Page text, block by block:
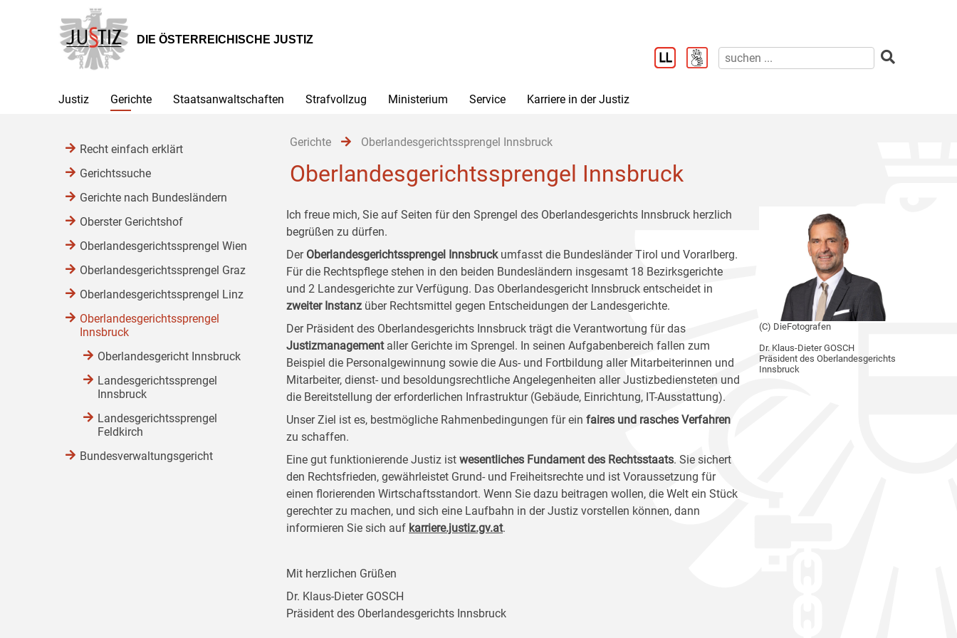
Hauptnavigation
[1]
Inhalt
[2]
Untermenü
[3]
DIE ÖSTERREICHISCHE JUSTIZ
Justiz Gerichte Staatsanwaltschaften Strafvollzug Ministerium Service Karriere in der Justiz
Gerichte Oberlandesgerichtssprengel Innsbruck
Oberlandesgerichtssprengel Innsbruck
Ich freue mich, Sie auf Seiten für den Sprengel des Oberlandesgerichts Innsbruck herzlich
begrüßen zu dürfen.
Der Oberlandesgerichtssprengel Innsbruckumfasst die Bundesländer Tirol und Vorarlberg.
Für die Rechtspflege stehen in den beiden Bundesländern insgesamt 18 Bezirksgerichte
und 2 Landesgerichte zur Verfügung. Das Oberlandesgericht Innsbruck entscheidet in
zweiter Instanz über Rechtsmittel gegen Entscheidungen der Landesgerichte.
Der Präsident des Oberlandesgerichts Innsbruck trägt die Verantwortung für das
Justizmanagementaller Gerichte im Sprengel. In seinen Aufgabenbereich fallen zum
Beispiel die Personalgewinnung sowie die Aus- und Fortbildung aller Mitarbeiterinnen und
Mitarbeiter, dienst- und besoldungsrechtliche Angelegenheiten aller Justizbediensteten und
die Bereitstellung der erforderlichen Infrastruktur (Gebäude, Einrichtung, IT-Ausstattung).
Unser Ziel ist es, bestmögliche Rahmenbedingungen für ein faires und rasches Verfahren
zu schaffen.
Eine gut funktionierende Justiz ist wesentliches Fundament des Rechtsstaats. Sie sichert
den Rechtsfrieden, gewährleistet Grund- und Freiheitsrechte und ist Voraussetzung für
einen florierenden Wirtschaftsstandort. Wenn Sie dazu beitragen wollen, die Welt ein Stück
gerechter zu machen, und sich eine Laufbahn in der Justiz vorstellen können, dann
informieren Sie sich auf karriere.justiz.gv.at.
Mit herzlichen Grüßen
Dr. Klaus-Dieter GOSCH
Präsident des Oberlandesgerichts Innsbruck
(C) DieFotografen
Dr. Klaus-Dieter GOSCH
Präsident des Oberlandesgerichts
Innsbruck
Recht einfach erklärt
Gerichtssuche
Gerichte nach Bundesländern
Oberster Gerichtshof
Oberlandesgerichtssprengel Wien
Oberlandesgerichtssprengel Graz
Oberlandesgerichtssprengel Linz
Oberlandesgerichtssprengel
Innsbruck
Oberlandesgericht Innsbruck
Landesgerichtssprengel
Innsbruck
Landesgerichtssprengel
Feldkirch
Bundesverwaltungsgericht